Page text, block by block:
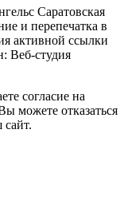
Саратовская
и перепечатка в
активной ссылки
Веб-студия
согласие на
можете отказаться